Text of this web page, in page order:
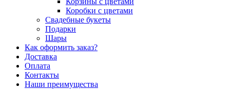
Коробки с цветами
Свадебные букеты
Подарки
Шары
Как оформить заказ?
Доставка
Оплата
Контакты
Наши преимущества